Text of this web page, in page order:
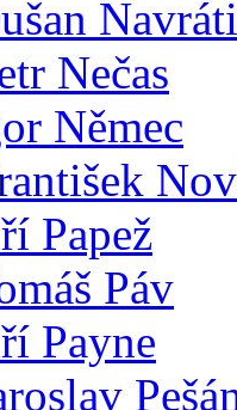
Nečas
Němec
Papež
Páv
Payne